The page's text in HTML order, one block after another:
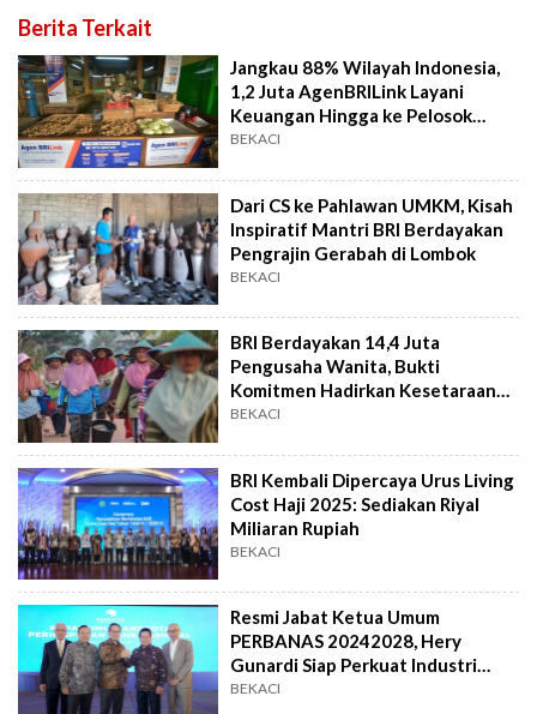
Berita Terkait
Jangkau 88% Wilayah Indonesia,
1,2 Juta AgenBRILink Layani
Keuangan Hingga ke Pelosok
Negeri
BEKACI
Dari CS ke Pahlawan UMKM, Kisah
Inspiratif Mantri BRI Berdayakan
Pengrajin Gerabah di Lombok
BEKACI
BRI Berdayakan 14,4 Juta
Pengusaha Wanita, Bukti
Komitmen Hadirkan Kesetaraan
Gender
BEKACI
BRI Kembali Dipercaya Urus Living
Cost Haji 2025: Sediakan Riyal
Miliaran Rupiah
BEKACI
Resmi Jabat Ketua Umum
PERBANAS 20242028, Hery
Gunardi Siap Perkuat Industri
Perbankan Nasional
BEKACI